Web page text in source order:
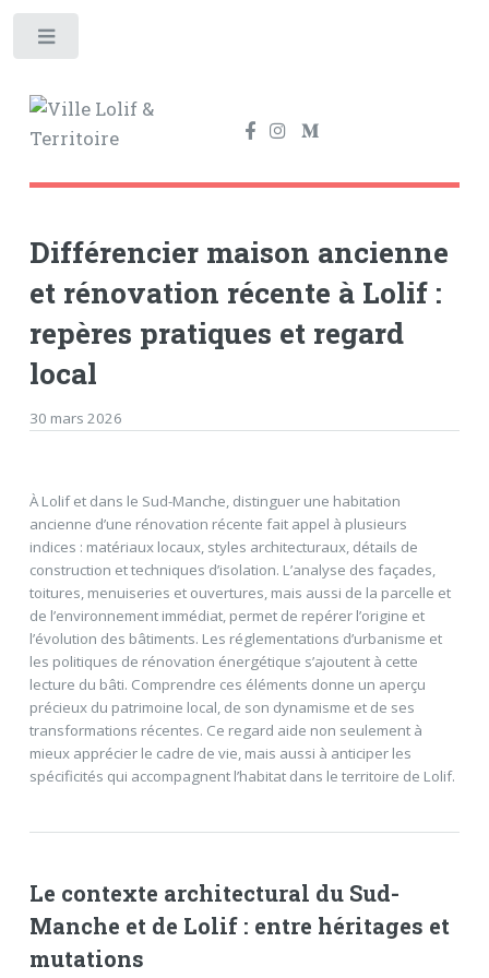
Différencier maison ancienne
et rénovation récente à Lolif :
repères pratiques et regard
local
30 mars 2026
À Lolif et dans le Sud-Manche, distinguer une habitation
ancienne d’une rénovation récente fait appel à plusieurs
indices : matériaux locaux, styles architecturaux, détails de
construction et techniques d’isolation. L’analyse des façades,
toitures, menuiseries et ouvertures, mais aussi de la parcelle et
de l’environnement immédiat, permet de repérer l’origine et
l’évolution des bâtiments. Les réglementations d’urbanisme et
les politiques de rénovation énergétique s’ajoutent à cette
lecture du bâti. Comprendre ces éléments donne un aperçu
précieux du patrimoine local, de son dynamisme et de ses
transformations récentes. Ce regard aide non seulement à
mieux apprécier le cadre de vie, mais aussi à anticiper les
spécificités qui accompagnent l’habitat dans le territoire de Lolif.
Le contexte architectural du Sud-
Manche et de Lolif : entre héritages et
mutations